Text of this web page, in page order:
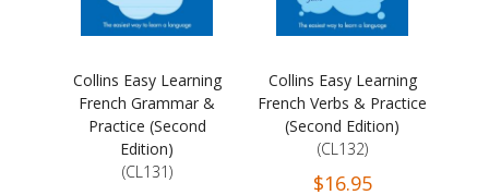
Collins Easy Learning
French Grammar &
Practice (Second
Edition)
(CL131)
Collins Easy Learning
French Verbs & Practice
(Second Edition)
(CL132)
$16.95